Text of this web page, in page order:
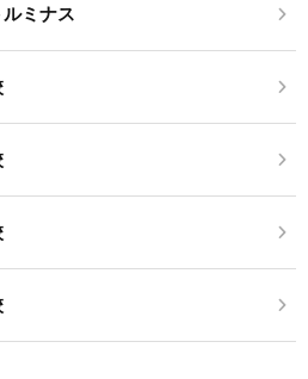
ミナス